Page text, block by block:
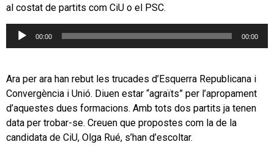
al costat de partits com CiU o el PSC.
Reproductor
00:00 00:00
Ara per ara han rebut les trucades d’Esquerra Republicana i
Convergència i Unió. Diuen estar “agraïts” per l’apropament
d’aquestes dues formacions. Amb tots dos partits ja tenen
data per trobar-se. Creuen que propostes com la de la
candidata de CiU, Olga Rué, s’han d’escoltar.